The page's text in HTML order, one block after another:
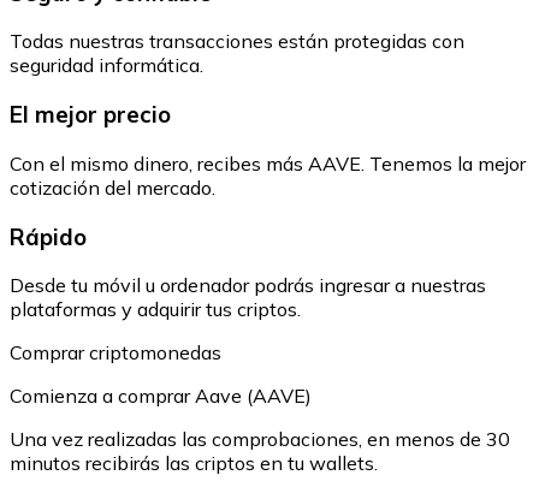
Todas nuestras transacciones están protegidas con
seguridad informática.
El mejor precio
Con el mismo dinero, recibes más AAVE. Tenemos la mejor
cotización del mercado.
Rápido
Desde tu móvil u ordenador podrás ingresar a nuestras
plataformas y adquirir tus criptos.
Comprar criptomonedas
Comienza a comprar Aave (AAVE)
Una vez realizadas las comprobaciones, en menos de 30
minutos recibirás las criptos en tu wallets.